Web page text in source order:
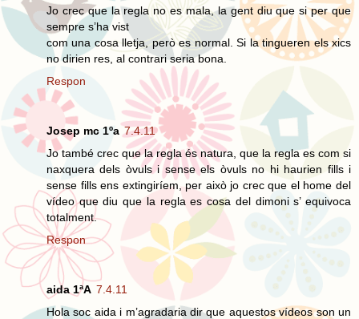
Jo crec que la regla no es mala, la gent diu que si per que
sempre s’ha vist
com una cosa lletja, però es normal. Si la tingueren els xics
no dirien res, al contrari seria bona.
Respon
Josep mc 1ºa 7.4.11
Jo també crec que la regla és natura, que la regla es com si
naxquera dels òvuls i sense els òvuls no hi haurien fills i
sense fills ens extingiríem, per això jo crec que el home del
vídeo que diu que la regla es cosa del dimoni s’ equivoca
totalment.
Respon
aida 1ªA 7.4.11
Hola soc aida i m’agradaria dir que aquestos vídeos son un